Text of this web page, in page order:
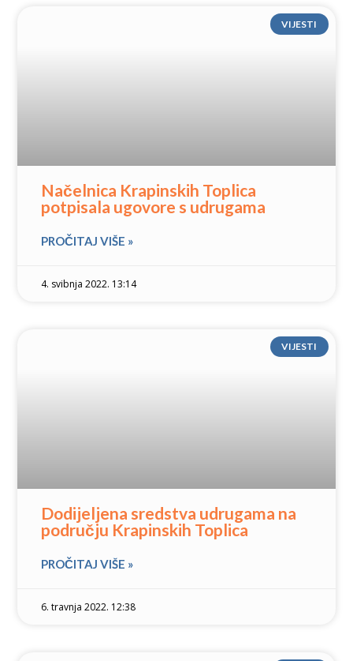
VIJESTI
Načelnica Krapinskih Toplica
potpisala ugovore s udrugama
PROČITAJ VIŠE »
4. svibnja 2022. 13:14
VIJESTI
Dodijeljena sredstva udrugama na
području Krapinskih Toplica
PROČITAJ VIŠE »
6. travnja 2022. 12:38